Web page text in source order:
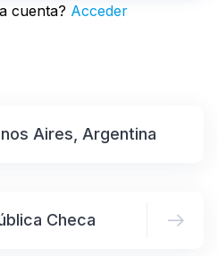
cuenta? Acceder
Aires, Argentina
Checa